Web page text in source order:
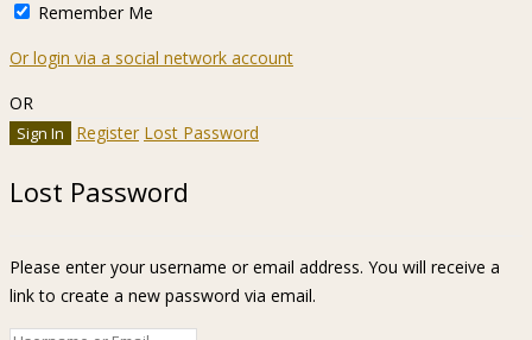
Remember Me
Or login via a social network account
OR
Register Lost Password
Lost Password
Please enter your username or email address. You will receive a
link to create a new password via email.